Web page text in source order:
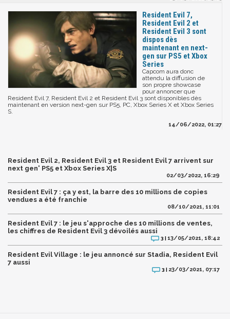
Resident Evil 7,
Resident Evil 2 et
Resident Evil 3 sont
dispos dès
maintenant en next-
gen sur PS5 et Xbox
Series
Capcom aura donc
attendu la diffusion de
son propre showcase
pour annoncer que
Resident Evil 7, Resident Evil 2 et Resident Evil 3 sont disponibles dès
maintenant en version next-gen sur PS5, PC, Xbox Series X et Xbox Series
S.
14/06/2022, 01:27
Resident Evil 2, Resident Evil 3 et Resident Evil 7 arrivent sur
next gen' PS5 et Xbox Series X|S
02/03/2022, 16:29
Resident Evil 7 : ça y est, la barre des 10 millions de copies
vendues a été franchie
08/10/2021, 11:01
Resident Evil 7 : le jeu s'approche des 10 millions de ventes,
les chiffres de Resident Evil 3 dévoilés aussi
3 |13/05/2021, 18:42
Resident Evil Village : le jeu annoncé sur Stadia, Resident Evil
7 aussi
3 | 23/03/2021, 07:17